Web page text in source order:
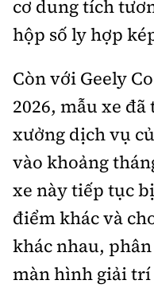
cơ dung tích
hộp số ly hợp
Còn với Geely
2026, mẫu xe
xưởng dịch vụ
vào khoảng
xe này tiếp tục
điểm khác và
khác nhau,
màn hình giải